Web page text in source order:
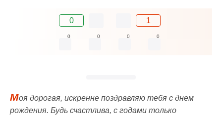
0 1
0 0 0 0
Моя дорогая, искренне поздравляю тебя с днем
рождения. Будь счастлива, с годами только